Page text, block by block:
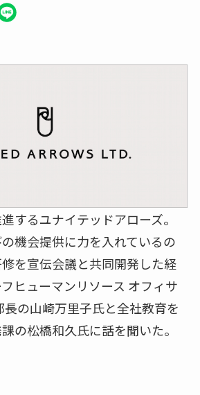
するユナイテッドアローズ。
機会提供に力を入れているの
を宣伝会議と共同開発した経
ヒューマンリソース オフィサ
の山崎万里子氏と全社教育を
の松橋和久氏に話を聞いた。